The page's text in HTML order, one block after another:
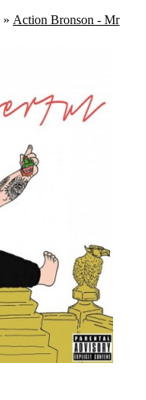
» Action Bronson - Mr